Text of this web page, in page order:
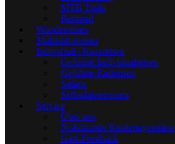
MTB Trails
Rennrad
Wanderreisen
Multiaktivreisen
Individual / Kurzreisen
Geführte Individualreisen
Geführte Radreisen
Safaris
Selbstfahrerreisen
Service
Über uns
Noluthando Kindertagesstätte
Gast-Feedback